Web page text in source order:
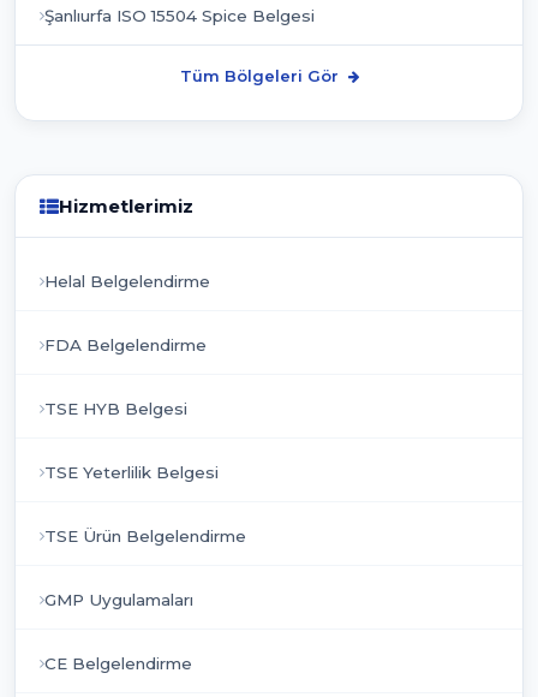
Şanlıurfa ISO 15504 Spice Belgesi
Tüm Bölgeleri Gör
Hizmetlerimiz
Helal Belgelendirme
FDA Belgelendirme
TSE HYB Belgesi
TSE Yeterlilik Belgesi
TSE Ürün Belgelendirme
GMP Uygulamaları
CE Belgelendirme